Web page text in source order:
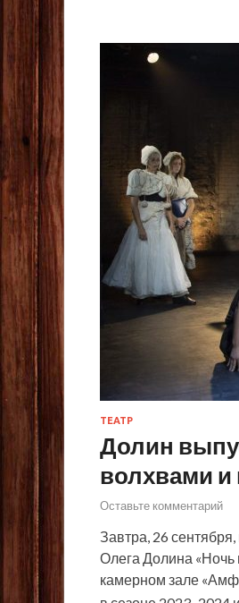
ТЕАТР
Долин
волхвами
Оставьте комментарий
Завтра, 26
Олега Долина «Ночь
камерном зале